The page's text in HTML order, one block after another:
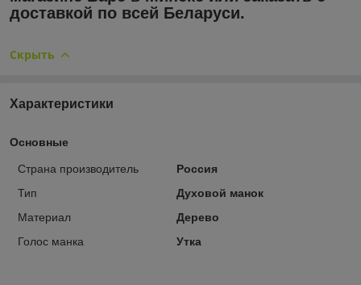
доставкой по всей Беларуси.
Скрыть
Характеристики
Основные
Страна производитель
Россия
Тип
Духовой манок
Материал
Дерево
Голос манка
Утка